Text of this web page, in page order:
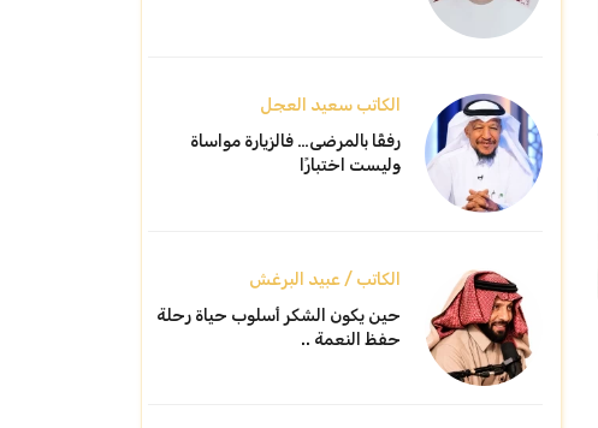
الكاتب سعيد العجل
رفقًا بالمرضى… فالزيارة مواساة
وليست اختبارًا
الكاتب / عبيد البرغش
حين يكون الشكر أسلوب حياة رحلة
حفظ النعمة ..